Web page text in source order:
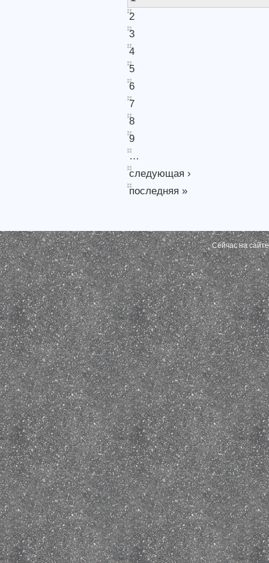
2
3
4
5
6
7
8
9
…
следующая ›
последняя »
Сейчас на